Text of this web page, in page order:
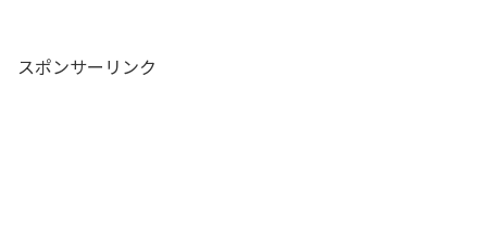
スポンサーリンク